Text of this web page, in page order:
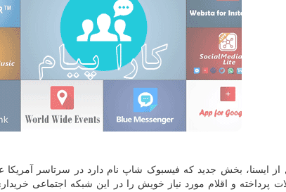
از ایسنا، بخش جدید که فیسبوک شاپ نام دارد در سرتاسر
و اقلام مورد نیاز خویش را در این شبکه اجتماعی